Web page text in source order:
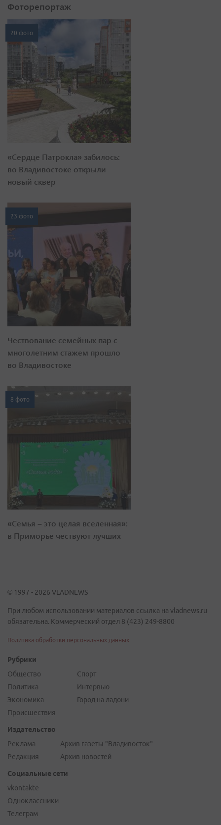
Фоторепортаж
20 фото
«Сердце Патрокла» забилось:
во Владивостоке открыли
новый сквер
23 фото
Чествование семейных пар с
многолетним стажем прошло
во Владивостоке
8 фото
«Семья – это целая вселенная»:
в Приморье чествуют лучших
© 1997 - 2026 VLADNEWS
При любом использовании материалов ссылка на vladnews.ru
обязательна. Коммерческий отдел 8 (423) 249-8800
Политика обработки персональных данных
Рубрики
Общество
Политика
Экономика
Происшествия
Спорт
Интервью
Город на ладони
Издательство
Реклама
Редакция
Архив газеты "Владивосток"
Архив новостей
Социальные сети
vkontakte
Одноклассники
Телеграм